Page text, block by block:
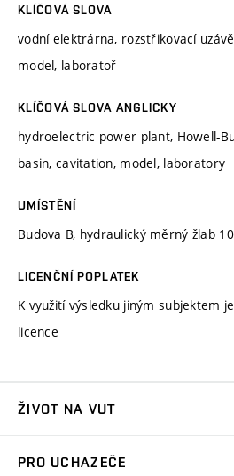
KLÍČOVÁ SLOVA
vodní elektrárna, rozstřikovací
model, laboratoř
KLÍČOVÁ SLOVA ANGLICKY
hydroelectric power plant, Howell-
basin, cavitation, model, laboratory
UMÍSTĚNÍ
Budova B, hydraulický měrný žlab
LICENČNÍ POPLATEK
K využití výsledku jiným subjektem
licence
ŽIVOT NA VUT
PRO UCHAZEČE